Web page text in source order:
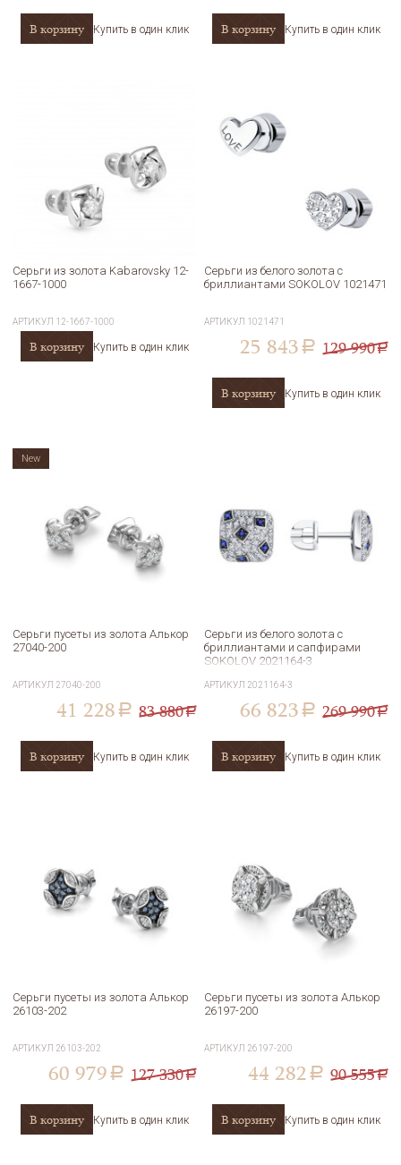
В корзину Купить в один клик В корзину Купить в один клик
Серьги из золота Kabarovsky 12-
1667-1000
АРТИКУЛ 12-1667-1000
В корзину Купить в один клик
Серьги из белого золота с
бриллиантами SOKOLOV 1021471
АРТИКУЛ 1021471
25 843 a 129 990a
В корзину Купить в один клик
Серьги пусеты из золота Алькор
27040-200
АРТИКУЛ 27040-200
41 228 a 83 880a
В корзину Купить в один клик
New
Серьги из белого золота с
бриллиантами и сапфирами
SOKOLOV 2021164-3
АРТИКУЛ 2021164-3
66 823 a 269 990a
В корзину Купить в один клик
Серьги пусеты из золота Алькор
26103-202
АРТИКУЛ 26103-202
60 979 a 127 330a
В корзину Купить в один клик
Серьги пусеты из золота Алькор
26197-200
АРТИКУЛ 26197-200
44 282 a 90 555a
В корзину Купить в один клик